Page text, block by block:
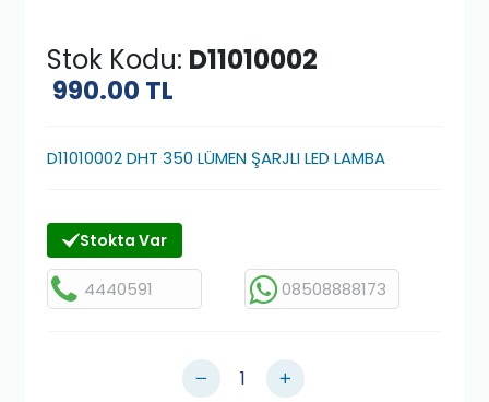
Stok Kodu: D11010002
990.00 TL
D11010002 DHT 350 LÜMEN ŞARJLI LED LAMBA
Stokta Var
4440591 08508888173